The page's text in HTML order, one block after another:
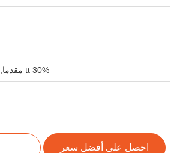
30% tt مقدما, 70% ميزان قبل يحمّل
احصل على أفضل سعر